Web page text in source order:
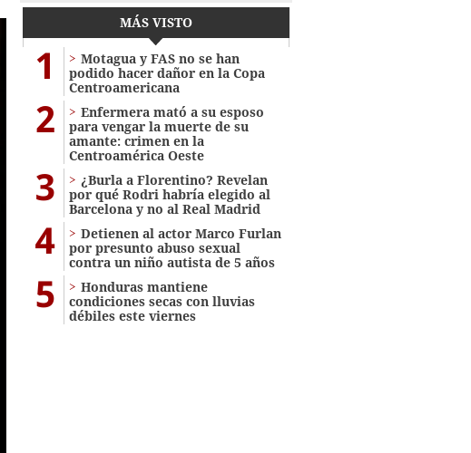
MÁS VISTO
1
Motagua y FAS no se han
podido hacer dañor en la Copa
Centroamericana
2
Enfermera mató a su esposo
para vengar la muerte de su
amante: crimen en la
Centroamérica Oeste
3
¿Burla a Florentino? Revelan
por qué Rodri habría elegido al
Barcelona y no al Real Madrid
4
Detienen al actor Marco Furlan
por presunto abuso sexual
contra un niño autista de 5 años
5
Honduras mantiene
condiciones secas con lluvias
débiles este viernes